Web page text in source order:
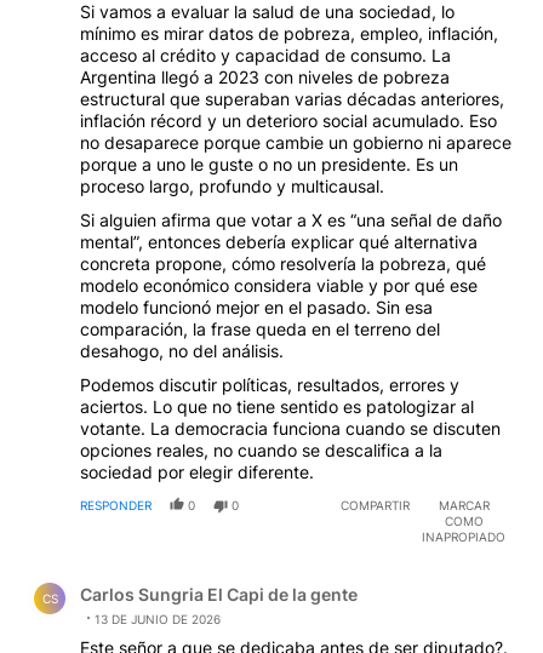
Si vamos a evaluar la salud de una sociedad, lo
mínimo es mirar datos de pobreza, empleo, inflación,
acceso al crédito y capacidad de consumo. La
Argentina llegó a 2023 con niveles de pobreza
estructural que superaban varias décadas anteriores,
inflación récord y un deterioro social acumulado. Eso
no desaparece porque cambie un gobierno ni aparece
porque a uno le guste o no un presidente. Es un
proceso largo, profundo y multicausal.
Si alguien afirma que votar a X es “una señal de daño
mental”, entonces debería explicar qué alternativa
concreta propone, cómo resolvería la pobreza, qué
modelo económico considera viable y por qué ese
modelo funcionó mejor en el pasado. Sin esa
comparación, la frase queda en el terreno del
desahogo, no del análisis.
Podemos discutir políticas, resultados, errores y
aciertos. Lo que no tiene sentido es patologizar al
votante. La democracia funciona cuando se discuten
opciones reales, no cuando se descalifica a la
sociedad por elegir diferente.
RESPONDER 0 0 COMPARTIR
MARCAR
COMO
INAPROPIADO
CS Carlos Sungria El Capi de la gente
13 DE JUNIO DE 2026
Este señor a que se dedicaba antes de ser diputado?.